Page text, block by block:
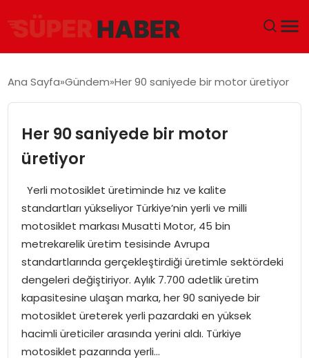
GÜNDEM
DÜNYA
EKONOMI
MAGAZIN
SAĞLIK
SIYASET
Ana Sayfa Gündem Her 90 saniyede bir motor üretiyor
Her 90 saniyede bir motor
üretiyor
Yerli motosiklet üretiminde hız ve kalite
standartları yükseliyor Türkiye’nin yerli ve milli
motosiklet markası Musatti Motor, 45 bin
metrekarelik üretim tesisinde Avrupa
standartlarında gerçekleştirdiği üretimle sektördeki
dengeleri değiştiriyor. Aylık 7.700 adetlik üretim
kapasitesine ulaşan marka, her 90 saniyede bir
motosiklet üreterek yerli pazardaki en yüksek
hacimli üreticiler arasında yerini aldı. Türkiye
motosiklet pazarında yerli…